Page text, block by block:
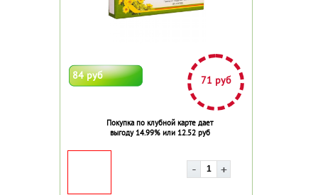
84 руб 71 руб
Покупка по клубной карте дает
выгоду 14.99% или 12.52 руб